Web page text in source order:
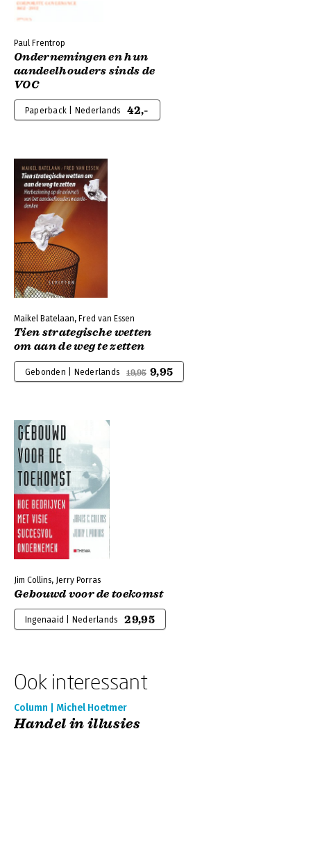
Paul Frentrop
Ondernemingen en hun
aandeelhouders sinds de
VOC
Paperback | Nederlands 42,-
Maikel Batelaan, Fred van Essen
Tien strategische wetten
om aan de weg te zetten
Gebonden | Nederlands 19,95 9,95
Jim Collins, Jerry Porras
Gebouwd voor de toekomst
Ingenaaid | Nederlands 29,95
Ook interessant
Column | Michel Hoetmer
Handel in illusies